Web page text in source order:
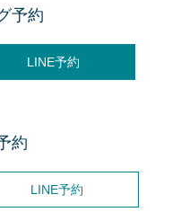
予約
LINE予約
約
LINE予約